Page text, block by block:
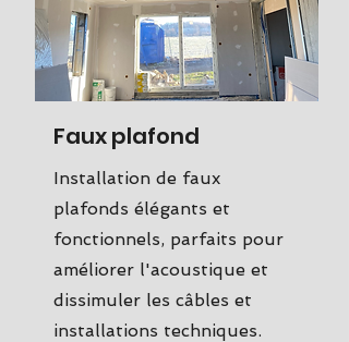
Faux plafond
Installation de faux
plafonds élégants et
fonctionnels, parfaits pour
améliorer l'acoustique et
dissimuler les câbles et
installations techniques.